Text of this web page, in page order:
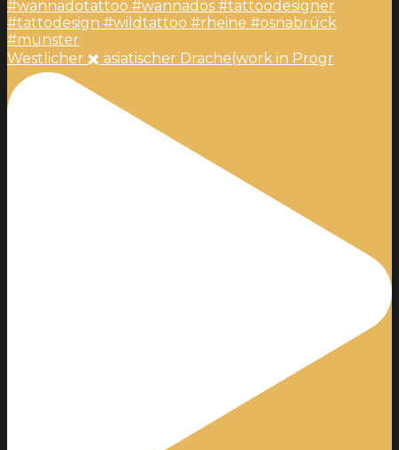
Westlicher ✖️ asiatischer Drache(work in Progr